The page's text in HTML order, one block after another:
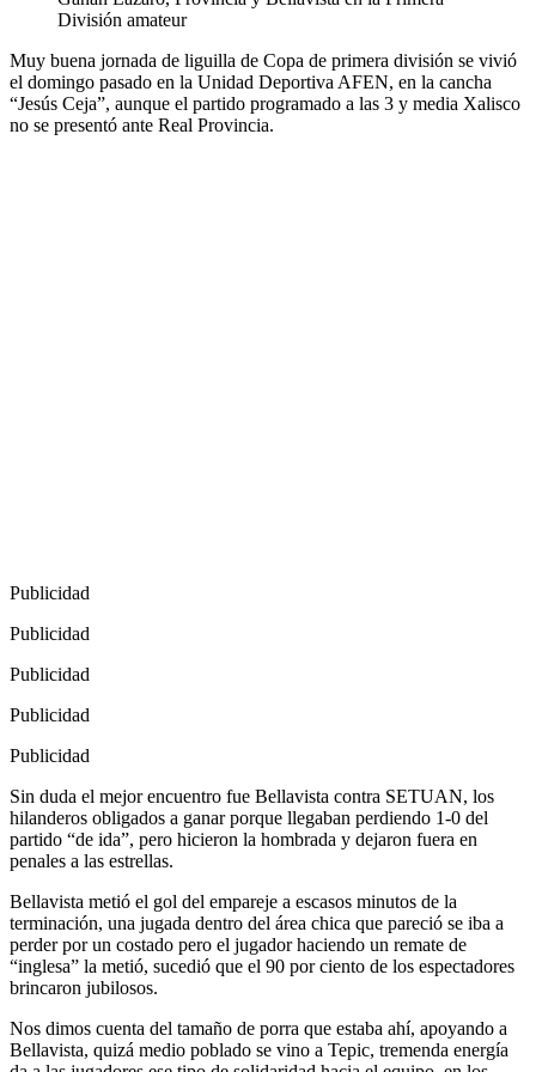
División amateur
Muy buena jornada de liguilla de Copa de primera división se vivió
el domingo pasado en la Unidad Deportiva AFEN, en la cancha
“Jesús Ceja”, aunque el partido programado a las 3 y media Xalisco
no se presentó ante Real Provincia.
Publicidad
Publicidad
Publicidad
Publicidad
Publicidad
Sin duda el mejor encuentro fue Bellavista contra SETUAN, los
hilanderos obligados a ganar porque llegaban perdiendo 1-0 del
partido “de ida”, pero hicieron la hombrada y dejaron fuera en
penales a las estrellas.
Bellavista metió el gol del empareje a escasos minutos de la
terminación, una jugada dentro del área chica que pareció se iba a
perder por un costado pero el jugador haciendo un remate de
“inglesa” la metió, sucedió que el 90 por ciento de los espectadores
brincaron jubilosos.
Nos dimos cuenta del tamaño de porra que estaba ahí, apoyando a
Bellavista, quizá medio poblado se vino a Tepic, tremenda energía